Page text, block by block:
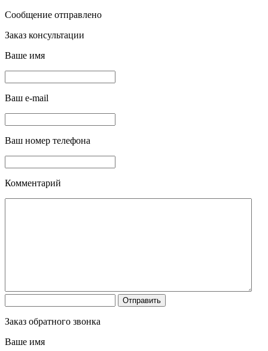
Сообщение отправлено
Заказ консультации
Ваше имя
Ваш e-mail
Ваш номер телефона
Комментарий
Заказ обратного звонка
Ваше имя